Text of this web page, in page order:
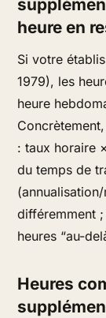
heure en
Si votre
1979), les
heure
:taux horaire
du temps de
différemment
heures “au-
Heures